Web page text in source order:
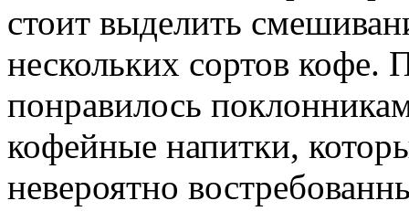
стоит выделить
нескольких сортов кофе.
понравилось
кофейные напитки,
невероятно